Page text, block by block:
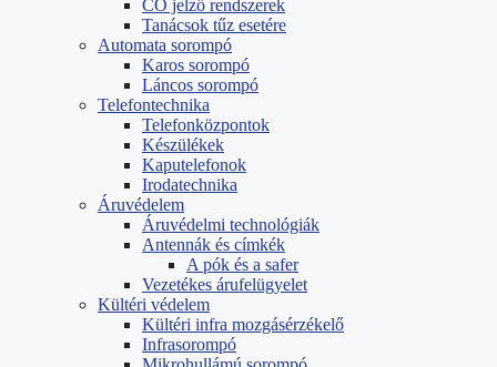
CO jelző rendszerek
Tanácsok tűz esetére
Automata sorompó
Karos sorompó
Láncos sorompó
Telefontechnika
Telefonközpontok
Készülékek
Kaputelefonok
Irodatechnika
Áruvédelem
Áruvédelmi technológiák
Antennák és címkék
A pók és a safer
Vezetékes árufelügyelet
Kültéri védelem
Kültéri infra mozgásérzékelő
Infrasorompó